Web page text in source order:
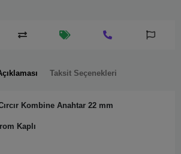
Taksit Seçenekleri
Kombine Anahtar 22 mm
Kaplı